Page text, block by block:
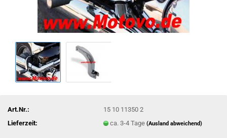
Art.Nr.:
15 10 11350 2
Lieferzeit:
ca. 3-4 Tage(Ausland abweichend)